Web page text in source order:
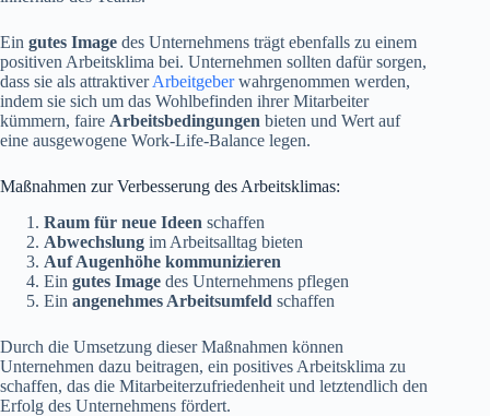
Ein gutes Image des Unternehmens trägt ebenfalls zu einem
positiven Arbeitsklima bei. Unternehmen sollten dafür sorgen,
dass sie als attraktiverArbeitgeberwahrgenommen werden,
indem sie sich um das Wohlbefinden ihrer Mitarbeiter
kümmern, faire Arbeitsbedingungen bieten und Wert auf
eine ausgewogene Work-Life-Balance legen.
Maßnahmen zur Verbesserung des Arbeitsklimas:
Raum für neue Ideen schaffen
Abwechslung im Arbeitsalltag bieten
Auf Augenhöhe kommunizieren
Ein gutes Image des Unternehmens pflegen
Ein angenehmes Arbeitsumfeld schaffen
Durch die Umsetzung dieser Maßnahmen können
Unternehmen dazu beitragen, ein positives Arbeitsklima zu
schaffen, das die Mitarbeiterzufriedenheit und letztendlich den
Erfolg des Unternehmens fördert.